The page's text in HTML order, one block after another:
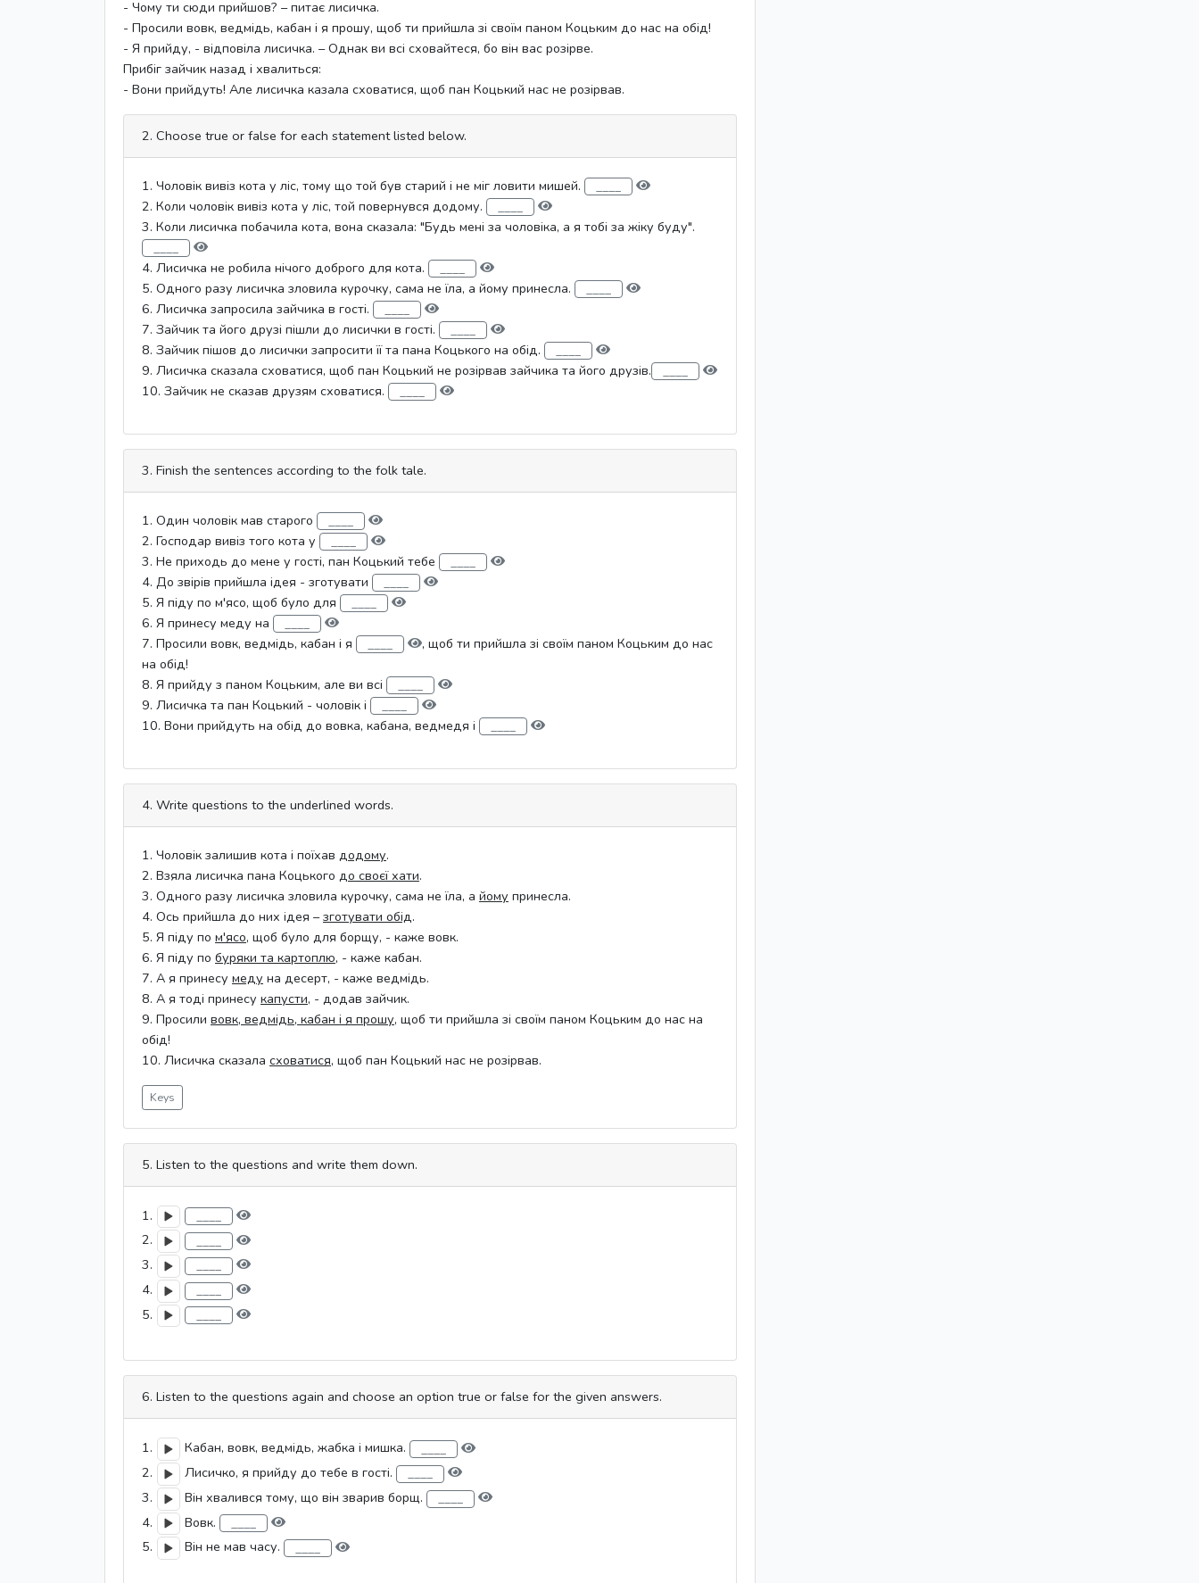
- Чому ти сюди прийшов? – питає лисичка.
- Просили вовк, ведмідь, кабан і я прошу, щоб ти прийшла зі своїм паном Коцьким до нас на обід!
- Я прийду, - відповіла лисичка. – Однак ви всі сховайтеся, бо він вас розірве.
Прибіг зайчик назад і хвалиться:
- Вони прийдуть! Але лисичка казала сховатися, щоб пан Коцький нас не розірвав.
2. Choose true or false for each statement listed below.
1. Чоловік вивіз кота у ліс, тому що той був старий і не міг ловити мишей.
2. Коли чоловік вивіз кота у ліс, той повернувся додому.
3. Коли лисичка побачила кота, вона сказала: "Будь мені за чоловіка, а я тобі за жіку буду".
4. Лисичка не робила нічого доброго для кота.
5. Одного разу лисичка зловила курочку, сама не їла, а йому принесла.
6. Лисичка запросила зайчика в гості.
7. Зайчик та його друзі пішли до лисички в гості.
8. Зайчик пішов до лисички запросити її та пана Коцького на обід.
9. Лисичка сказала сховатися, щоб пан Коцький не розірвав зайчика та його друзів.
10. Зайчик не сказав друзям сховатися.
3. Finish the sentences according to the folk tale.
1. Один чоловік мав старого
2. Господар вивіз того кота у
3. Не приходь до мене у гості, пан Коцький тебе
4. До звірів прийшла ідея - зготувати
5. Я піду по м'ясо, щоб було для
6. Я принесу меду на
7. Просили вовк, ведмідь, кабан і я
, щоб ти прийшла зі своїм паном Коцьким до нас
на обід!
8. Я прийду з паном Коцьким, але ви всі
9. Лисичка та пан Коцький - чоловік і
10. Вони прийдуть на обід до вовка, кабана, ведмедя і
4. Write questions to the underlined words.
1. Чоловік залишив кота і поїхав додому.
2. Взяла лисичка пана Коцького до своєї хати.
3. Одного разу лисичка зловила курочку, сама не їла, а йому принесла.
4. Ось прийшла до них ідея –зготувати обід.
5. Я піду по м'ясо, щоб було для борщу, - каже вовк.
6. Я піду по буряки та картоплю, - каже кабан.
7. А я принесу меду на десерт, - каже ведмідь.
8. А я тоді принесу капусти, - додав зайчик.
9. Просили вовк, ведмідь, кабан і я прошу, щоб ти прийшла зі своїм паном Коцьким до нас на
обід!
10. Лисичка cказала сховатися, щоб пан Коцький нас не розірвав.
Keys
5. Listen to the questions and write them down.
1.
2.
3.
4.
5.
6. Listen to the questions again and choose an option true or false for the given answers.
1.
Кабан, вовк, ведмідь, жабка і мишка.
2.
Лисичко, я прийду до тебе в гості.
3.
Він хвалився тому, що він зварив борщ.
4.
Вовк.
5.
Він не мав часу.